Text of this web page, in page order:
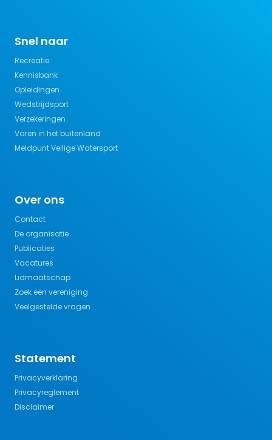
Snel naar
Recreatie
Kennisbank
Opleidingen
Wedstrijdsport
Verzekeringen
Varen in het buitenland
Meldpunt Veilige Watersport
Over ons
Contact
De organisatie
Publicaties
Vacatures
Lidmaatschap
Zoek een vereniging
Veelgestelde vragen
Statement
Privacyverklaring
Privacyreglement
Disclaimer